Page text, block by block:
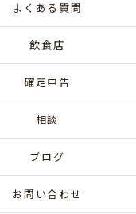
よくある質問
飲食店
確定申告
相談
ブログ
お問い合わせ